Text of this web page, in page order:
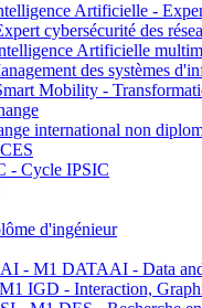
Artificielle -
cybersécurité des
Artificielle
des systèmes
Mobility -
international non
- Cycle IPSIC
d'ingénieur
- M1 DATAAI - Data
IGD - Interaction,